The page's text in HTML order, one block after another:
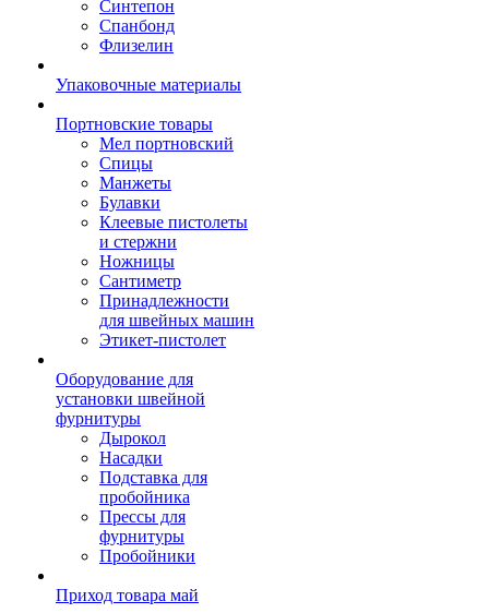
Синтепон
Спанбонд
Флизелин
Упаковочные материалы
Портновские товары
Мел портновский
Спицы
Манжеты
Булавки
Клеевые пистолеты
и стержни
Ножницы
Сантиметр
Принадлежности
для швейных машин
Этикет-пистолет
Оборудование для
установки швейной
фурнитуры
Дырокол
Насадки
Подставка для
пробойника
Прессы для
фурнитуры
Пробойники
Приход товара май